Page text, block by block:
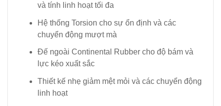
và tính linh hoạt tối đa
Hệ thống Torsion cho sự ổn định và các
chuyển động mượt mà
Đế ngoài Continental Rubber cho độ bám và
lực kéo xuất sắc
Thiết kế nhẹ giảm mệt mỏi và các chuyển động
linh hoạt